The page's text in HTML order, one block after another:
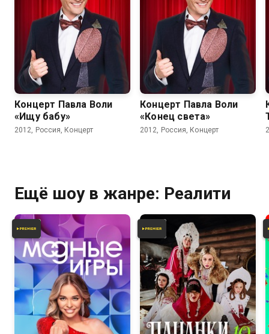
Концерт Павла Воли
«Ищу бабу»
2012, Россия, Концерт
Концерт Павла Воли
«Конец света»
2012, Россия, Концерт
Ещё шоу в жанре: Реалити